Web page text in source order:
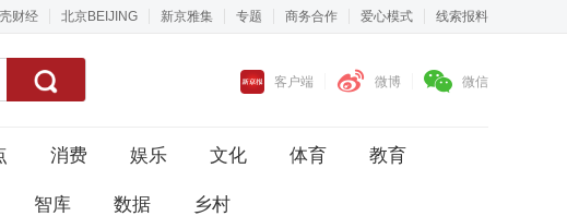
财经 北京BEIJING 新京雅集 专题 商务合作 爱心模式 线索报料
客户端 微博 微信
消费 娱乐 文化 体育 教育
智库 数据 乡村